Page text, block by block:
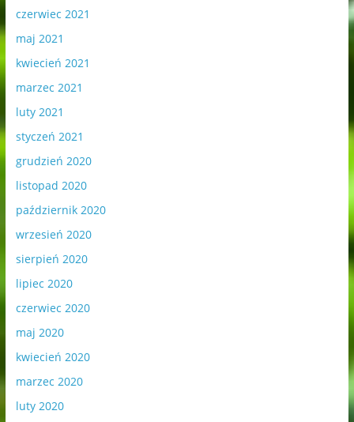
czerwiec 2021
maj 2021
kwiecień 2021
marzec 2021
luty 2021
styczeń 2021
grudzień 2020
listopad 2020
październik 2020
wrzesień 2020
sierpień 2020
lipiec 2020
czerwiec 2020
maj 2020
kwiecień 2020
marzec 2020
luty 2020